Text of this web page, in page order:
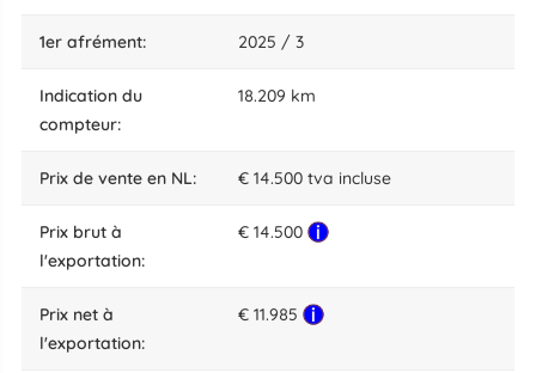
1er afrément: 2025 / 3
indication du
compteur:
18.209 km
prix de vente en NL: € 14.500 tva incluse
Prix brut à
l'exportation:
€ 14.500
Prix net à
l'exportation:
€ 11.985